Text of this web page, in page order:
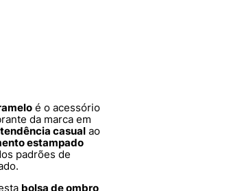
é o acessório
da marca em
tendência casual ao
estampado
padrões de
bolsa de ombro